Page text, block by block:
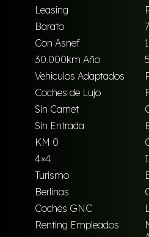
Leasing
Barato
Con Asnef
30.000km Año
Vehículos Adaptados
Coches de Lujo
Sin Carnet
Sin Entrada
KM 0
4×4
Turismo
Berlinas
Coches GNC
Renting Empleados